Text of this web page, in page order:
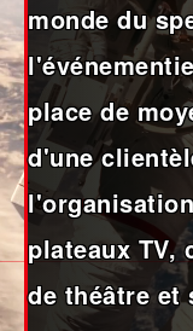
monde du
place de
d'une
plateaux TV,
de théâtre et